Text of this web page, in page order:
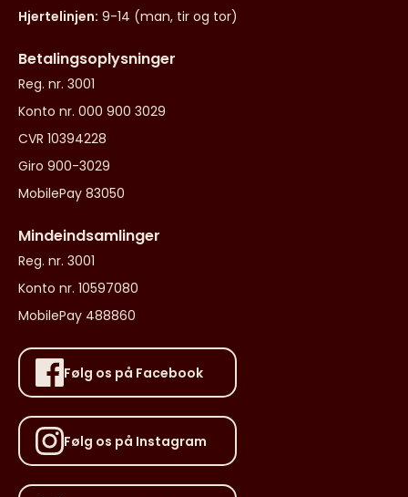
Hjertelinjen: 9-14 (man, tir og tor)
Betalingsoplysninger
Reg. nr. 3001
Konto nr. 000 900 3029
CVR 10394228
Giro 900-3029
MobilePay 83050
Mindeindsamlinger
Reg. nr. 3001
Konto nr. 10597080
MobilePay 488860
Følg os på Facebook
Følg os på Instagram